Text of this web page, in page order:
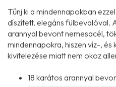
Tűnj ki a mindennapokban
díszített, elegáns fülbevalóval.
arannyal bevont nemesacél,
mindennapokra, hiszen víz-,
kivitelezése miatt nem okoz
18 karátos arannyal